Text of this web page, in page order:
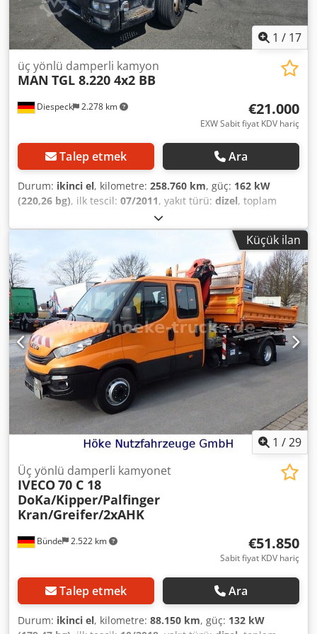
1 / 17
Diespeck 2.278 km
üç yönlü damperli kamyon
MAN TGL 8.220 4x2 BB
€21.000
EXW Sabit fiyat KDV hariç
Talep etmek Ara
Durum: ikinci el, kilometre: 258.760 km, güç: 162 kW
(220,26 bg), ilk tescil: 07/2011, yakıt türü: dizel, toplam
, lastik boyutu:
konfigürasyonu:4x2, dingil mesafesi:3.050 mm, frenler:
mekanik, emisyon
sınıfı:
Euro 5, süspansiyon: , yükleme alanı hacmi:3
m³
, yükleme alanı uzunluğu:3.800 mm, yükleme alanı
genişliği:2.300 mm , yükleme alanı yüksekliği:400 mm,
Donanım:ABS, EBS (Elektronik Fren Sistemi), diferansiyel
kilidi, hız sabitleyici, tır çekici bağlantısı, Motor hacmi:
4.580 cm³ 40 numaralı römork bağlantı aparatı Hidrolik
(yardımcı tahrik) Düşük gürültülü Dedpfx Aezquyqjbpokr
Şehir içi kullanım için kabin Orta koltuk Hidrolik hava ve
elektrik sistemi (römork kullanımı için) Küresel ve çeki
demiri bağlantı aparatı Hatalar ve değişiklikler mahfuzdur.
Küçük ilan
1 /29
Bünde 2.522 km
Üç yönlü damperli kamyonet
IVECO70 C 18
DoKa/Kipper/Palfinger
Kran/Greifer/2xAHK
€51.850
Sabit fiyat KDV hariç
Talep etmek Ara
Durum: ikinci el, kilometre: 88.150 km, güç: 132 kW